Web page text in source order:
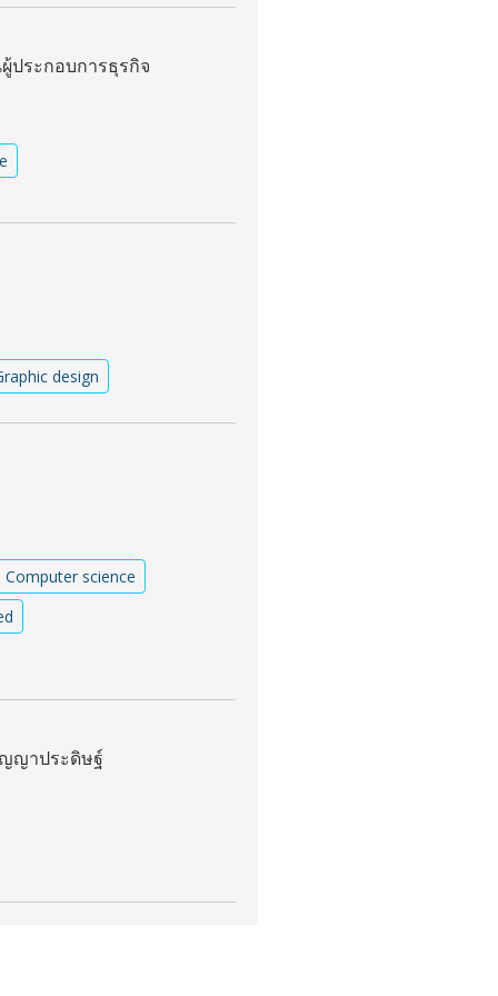
ประกอบการธุรกิจ
design
Computer science
ญาประดิษฐ์